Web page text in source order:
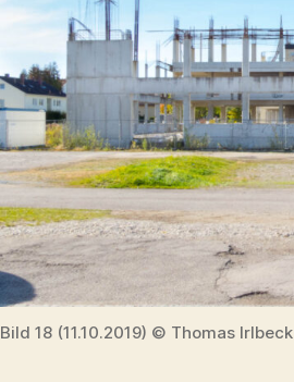
Bild 18 (11.10.2019) © Thomas Irlbeck